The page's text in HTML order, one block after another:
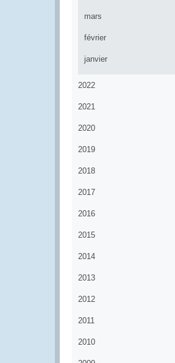
mars
février
janvier
2022
2021
2020
2019
2018
2017
2016
2015
2014
2013
2012
2011
2010